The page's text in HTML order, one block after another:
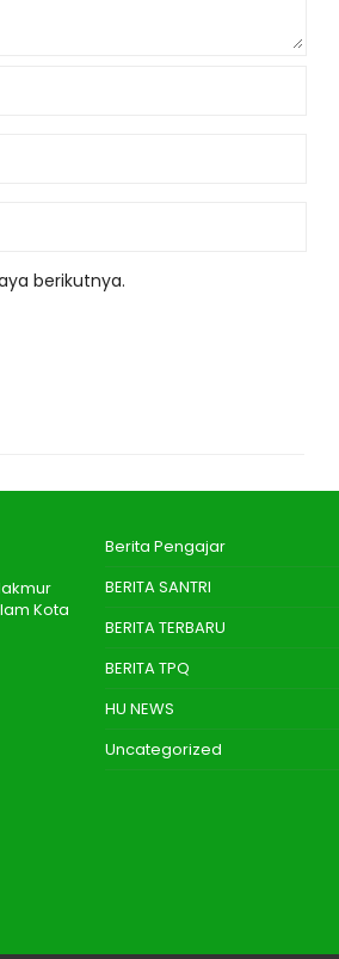
berikutnya.
Kota
Berita Pengajar
BERITA SANTRI
BERITA TERBARU
BERITA TPQ
HU NEWS
Uncategorized